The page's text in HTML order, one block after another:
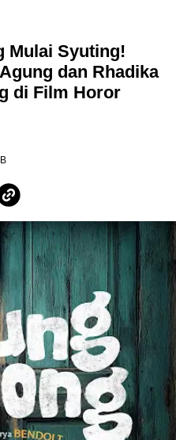
Mulai Syuting!
dan Rhadika
di Film Horor